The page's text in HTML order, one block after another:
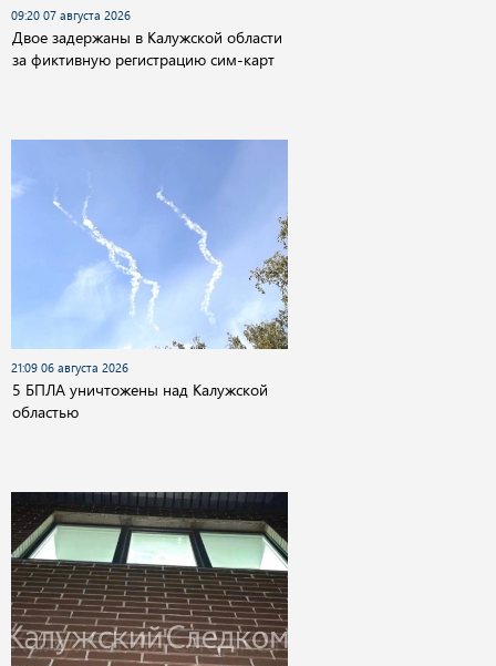
09:20 07 августа 2026
Двое задержаны в Калужской области
за фиктивную регистрацию сим-карт
21:09 06 августа 2026
5 БПЛА уничтожены над Калужской
областью